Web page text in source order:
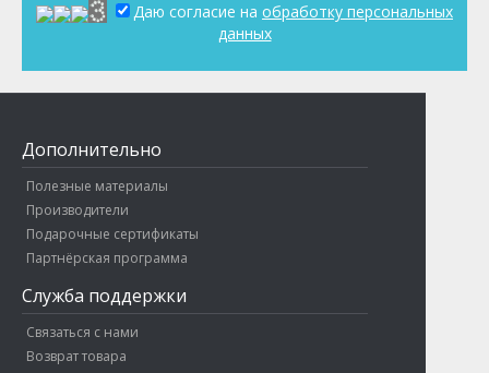
Даю согласие на обработку персональных
данных
Дополнительно
Полезные материалы
Производители
Подарочные сертификаты
Партнёрская программа
Служба поддержки
Связаться с нами
Возврат товара